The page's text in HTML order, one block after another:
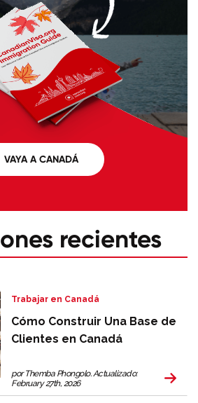
VAYA A CANADÁ
recientes
Trabajar en Canadá
Cómo Construir Una Base de
Clientes en Canadá
por Themba Phongolo. Actualizado:
February 27th, 2026